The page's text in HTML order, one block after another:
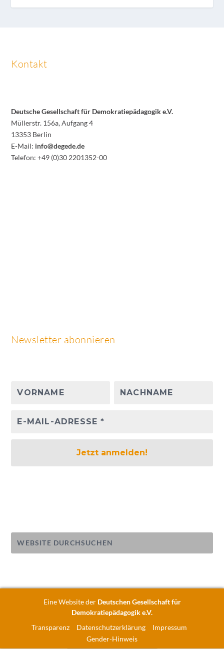
Kontakt
Deutsche Gesellschaft für Demokratiepädagogik e.V.
Müllerstr. 156a, Aufgang 4
13353 Berlin
E-Mail: info@degede.de
Telefon: +49 (0)30 2201352-00
Newsletter abonnieren
Eine Website der Deutschen Gesellschaft für
Demokratiepädagogik e.V.
Transparenz
Datenschutzerklärung
Impressum
Gender-Hinweis